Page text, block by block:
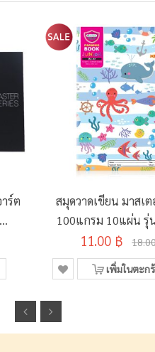
ร์ต
สมุดวาดเขียน มาสเต
100แกรม 10แผ่น รุ่
MJ-02 คละลาย
11.00 ฿
เพิ่มในตะก